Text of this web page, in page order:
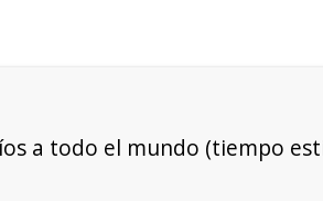
a todo el mundo (tiempo